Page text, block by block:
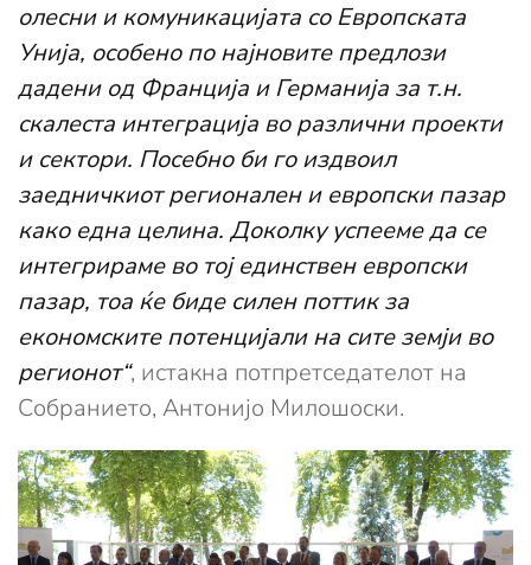
олесни и комуникацијата со Европската
Унија, особено по најновите предлози
дадени од Франција и Германија за т.н.
скалеста интеграција во различни проекти
и сектори. Посебно би го издвоил
заедничкиот регионален и европски пазар
како една целина. Доколку успееме да се
интегрираме во тој единствен европски
пазар, тоа ќе биде силен поттик за
економските потенцијали на сите земји во
регионот“, истакна потпретседателот на
Собранието, Антонијо Милошоски.